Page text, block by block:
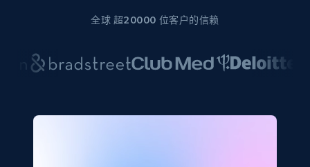
全球 超20000 位客户的信赖